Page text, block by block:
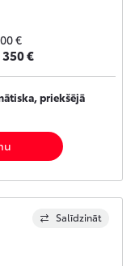
€
350 €
priekšējā
Salīdzināt